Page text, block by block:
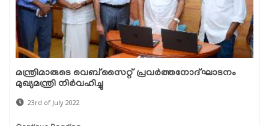
മന്ത്രിമാരുടെ വെബ്‌സൈറ്റ് പ്രവര്‍ത്തനോദ്ഘാടനം
മുഖ്യമന്ത്രി നിര്‍വഹിച്ചു
23rd of July 2022